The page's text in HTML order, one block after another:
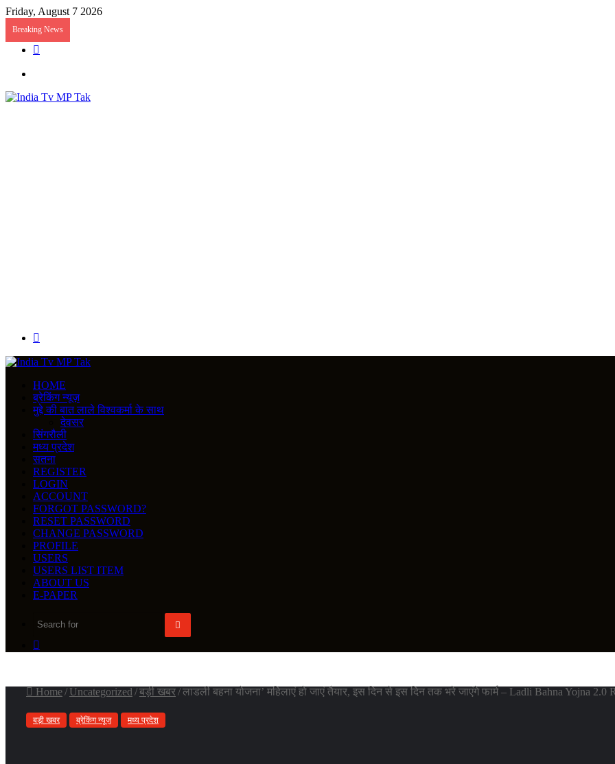
Friday, August 7 2026
Breaking News
HOME
ब्रेकिंग न्यूज़
मुद्दे की बात लाले विश्वकर्मा के साथ
देवसर
सिंगरौली
मध्य प्रदेश
सतना
REGISTER
LOGIN
ACCOUNT
FORGOT PASSWORD?
RESET PASSWORD
CHANGE PASSWORD
PROFILE
USERS
USERS LIST ITEM
ABOUT US
E-PAPER
Search
for
Article
Home/ Uncategorized /बड़ी खबर/लाडली बहना योजना’ महिलाएं हो जाएं तैयार, इस दिन से इस दिन तक भरे जाएंगे फार्म – Ladli Bahna Yojna
बड़ी खबर ब्रेकिंग न्यूज़ मध्य प्रदेश